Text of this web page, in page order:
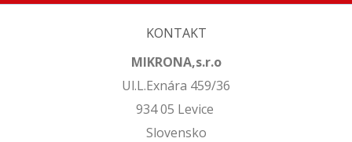
KONTAKT
MIKRONA,s.r.o
Ul.L.Exnára 459/36
934 05 Levice
Slovensko